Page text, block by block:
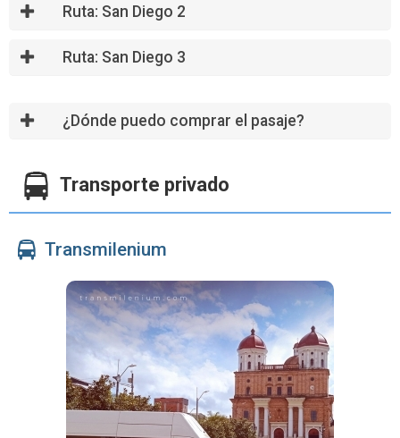
Ruta: San Diego 2
Ruta: San Diego 3
¿Dónde puedo comprar el pasaje?
Transporte privado
Transmilenium